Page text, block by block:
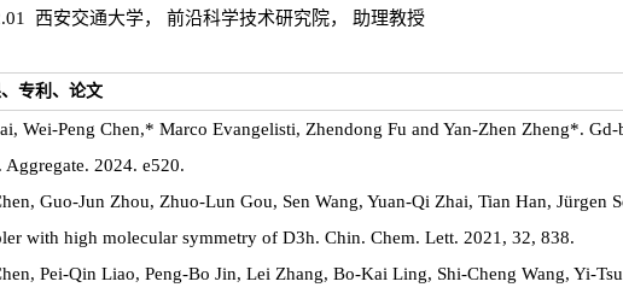
西安交通大学， 前沿科学技术研究院， 助理教授
专利、论文
Wei-Peng Chen,* Marco Evangelisti, Zhendong Fu and Yan-Zhen Zheng*.
2024. e520.
Guo-Jun Zhou, Zhuo-Lun Gou, Sen Wang, Yuan-Qi Zhai, Tian Han, Jürgen
with high molecular symmetry of D3h. Chin. Chem. Lett. 2021, 32, 838.
Pei-Qin Liao, Peng-Bo Jin, Lei Zhang, Bo-Kai Ling, Shi-Cheng Wang, Yi-